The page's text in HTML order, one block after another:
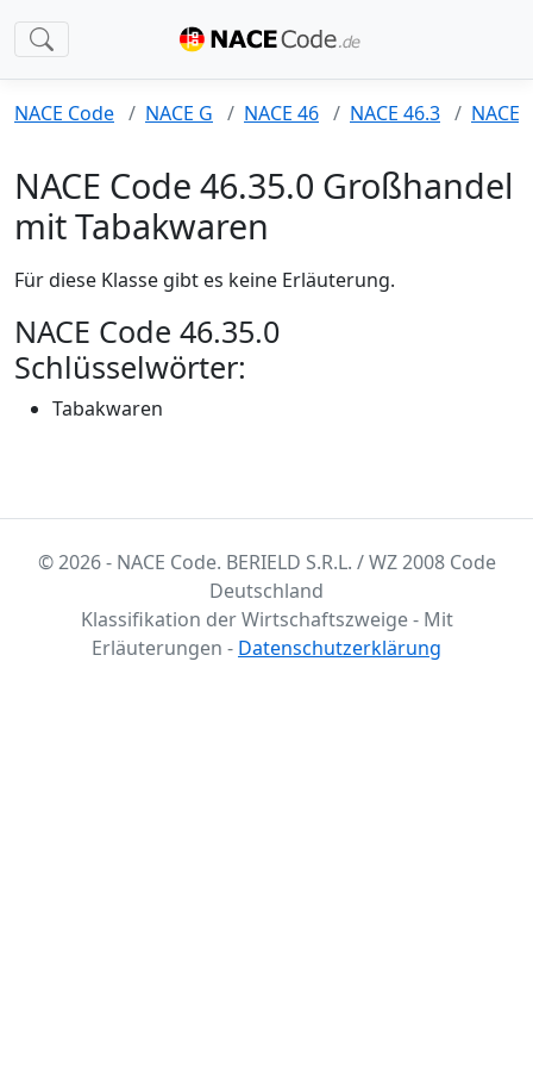
NACE Code NACE G NACE 46 NACE 46.3 NACE
NACE Code 46.35.0 Großhandel
mit Tabakwaren
Für diese Klasse gibt es keine Erläuterung.
NACE Code 46.35.0
Schlüsselwörter:
Tabakwaren
© 2026 - NACE Code. BERIELD S.R.L. / WZ 2008 Code
Deutschland
Klassifikation der Wirtschaftszweige - Mit
Erläuterungen - Datenschutzerklärung